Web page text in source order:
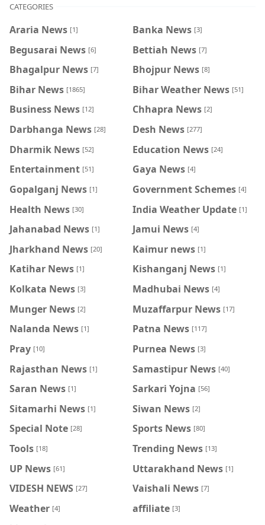
CATEGORIES
Araria News [1] Banka News [3]
Begusarai News [6] Bettiah News [7]
Bhagalpur News [7] Bhojpur News [8]
Bihar News [1865] Bihar Weather News [51]
Business News [12] Chhapra News [2]
Darbhanga News [28] Desh News [277]
Dharmik News [52] Education News [24]
Entertainment [51] Gaya News [4]
Gopalganj News [1] Government Schemes [4]
Health News [30] India Weather Update [1]
Jahanabad News [1] Jamui News [4]
Jharkhand News [20] Kaimur news [1]
Katihar News [1] Kishanganj News [1]
Kolkata News [3] Madhubai News [4]
Munger News [2] Muzaffarpur News [17]
Nalanda News [1] Patna News [117]
Pray [10] Purnea News [3]
Rajasthan News [1] Samastipur News [40]
Saran News [1] Sarkari Yojna [56]
Sitamarhi News [1] Siwan News [2]
Special Note [28] Sports News [80]
Tools [18] Trending News [13]
UP News [61] Uttarakhand News [1]
VIDESH NEWS [27] Vaishali News [7]
Weather [4] affiliate [3]